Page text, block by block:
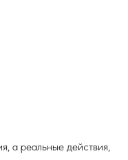
а реальные действия,